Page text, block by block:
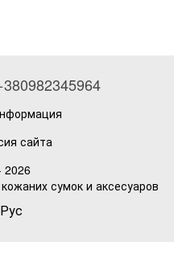
сайта
2026
сумок и аксесуаров
Рус